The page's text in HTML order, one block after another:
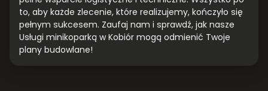
to, aby każde zlecenie, które realizujemy, kończyło się
pełnym sukcesem. Zaufaj nam i sprawdź, jak nasze
Usługi minikoparką w Kobiór mogą odmienić Twoje
plany budowlane!